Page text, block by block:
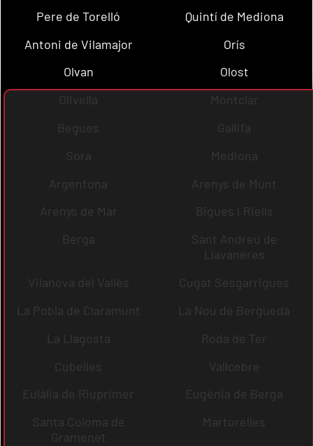
Pere de Torelló
Quintí de Mediona
Antoni de Vilamajor
Orís
Olvan
Olost
Olivella
Montclar
Begues
Gallifa
Sora
Mediona
Argentona
Arenys de Munt
Arenys de Mar
Bigues i Riells
Berga
Sant Andreu de
Llavaneres
Vilanova del Vallès
Cugat Sesgarrigues
La Pobla de Claramunt
La Nou de Berguedà
La Llagosta
Roda de Ter
Cubelles
Vallcebre
Eulàlia de Riuprimer
Eugènia de Berga
Santa Coloma de
Gramenet
Martorelles